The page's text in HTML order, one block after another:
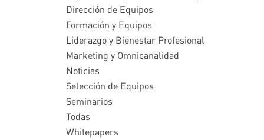
Dirección de Equipos
Formación y Equipos
Liderazgo y Bienestar Profesional
Marketing y Omnicanalidad
Noticias
Selección de Equipos
Seminarios
Todas
Whitepapers